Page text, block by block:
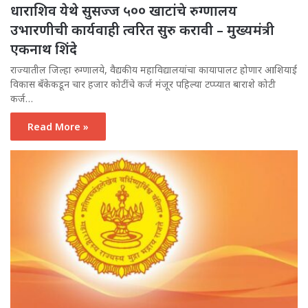
धाराशिव येथे सुसज्ज ५०० खाटांचे रुग्णालय
उभारणीची कार्यवाही त्वरित सुरु करावी – मुख्यमंत्री
एकनाथ शिंदे
राज्यातील जिल्हा रुग्णालये, वैद्यकीय महाविद्यालयांचा कायापालट होणार आशियाई
विकास बँकेकडून चार हजार कोटींचे कर्ज मंजूर पहिल्या टप्प्यात बाराशे कोटी
कर्ज…
Read More »